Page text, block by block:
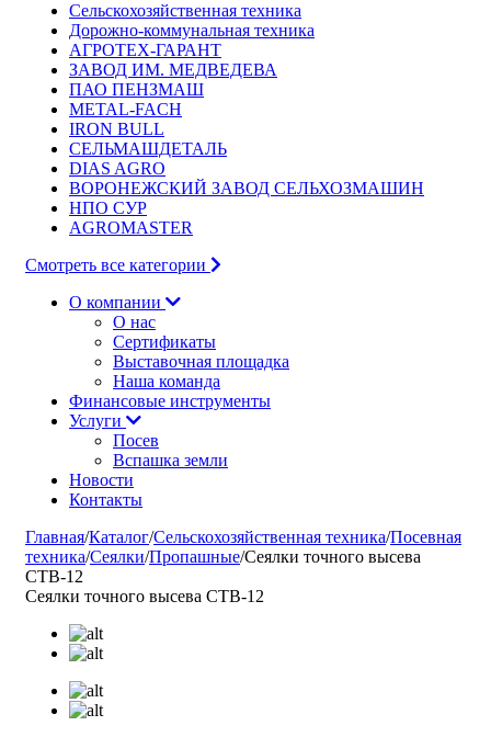
Сельскохозяйственная техника
Дорожно-коммунальная техника
АГРОТЕХ-ГАРАНТ
ЗАВОД ИМ. МЕДВЕДЕВА
ПАО ПЕНЗМАШ
METAL-FACH
IRON BULL
СЕЛЬМАШДЕТАЛЬ
DIAS AGRO
ВОРОНЕЖСКИЙ ЗАВОД СЕЛЬХОЗМАШИН
НПО СУР
AGROMASTER
Смотреть все категории
О компании
О нас
Сертификаты
Выставочная площадка
Наша команда
Финансовые инструменты
Услуги
Посев
Вспашка земли
Новости
Контакты
Главная/Каталог/Сельскохозяйственная техника/Посевная
техника/Сеялки/Пропашные/Сеялки точного высева
СТВ-12
Сеялки точного высева СТВ-12